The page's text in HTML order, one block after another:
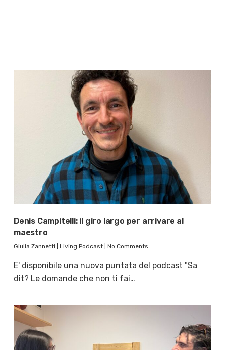
Denis Campitelli: il giro largo per arrivare al
maestro
Giulia Zannetti Living Podcast No Comments
E' disponibile una nuova puntata del podcast "Sa
dit? Le domande che non ti fai…